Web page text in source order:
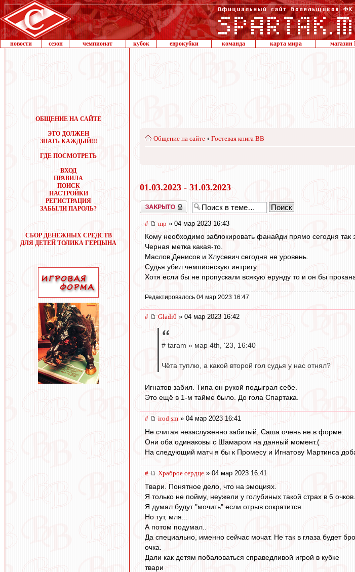
новости сезон чемпионат кубок еврокубки команда карта мира магазин
ОБЩЕНИЕ НА САЙТЕ
ЭТО ДОЛЖЕН
ЗНАТЬ КАЖДЫЙ!!!
ГДЕ ПОСМОТРЕТЬ
ВХОД
ПРАВИЛА
ПОИСК
НАСТРОЙКИ
РЕГИСТРАЦИЯ
ЗАБЫЛИ ПАРОЛЬ?
СБОР ДЕНЕЖНЫХ СРЕДСТВ
ДЛЯ ДЕТЕЙ ТОЛИКА ГЕРЦЫНА
Общение на сайте ‹ Гостевая книга ВВ
01.03.2023 - 31.03.2023
Закрыто
# mp » 04 мар 2023 16:43
Кому необходимо заблокировать фанайди прямо сегодня так
Черная метка какая-то.
Маслов,Денисов и Хлусевич сегодня не уровень.
Судья убил чемпионскую интригу.
Хотя если бы не пропускали всякую ерунду то и он бы
Редактировалось 04 мар 2023 16:47
# Gladi0 » 04 мар 2023 16:42
# taram » мар 4th, '23, 16:40
Чёта туплю, а какой второй гол судья у нас отнял?
Игнатов забил. Типа он рукой подыграл себе.
Это ещё в 1-м тайме было. До гола Спартака.
# irod sm » 04 мар 2023 16:41
Не считая незаслуженно забитый, Саша очень не в форме.
Они оба одинаковы с Шамаром на данный момент.(
На следующий матч я бы к Промесу и Игнатову Мартинса
# Храброе сердце » 04 мар 2023 16:41
Твари. Понятное дело, что на эмоциях.
Я только не пойму, неужели у голубиных такой страх в 6 очков.
Я думал будут "мочить" если отрыв сократится.
Но тут, мля...
А потом подумал..
Да специально, именно сейчас мочат. Не так в глаза будет
очка.
Дали как детям побаловаться справедливой игрой в кубке
твари